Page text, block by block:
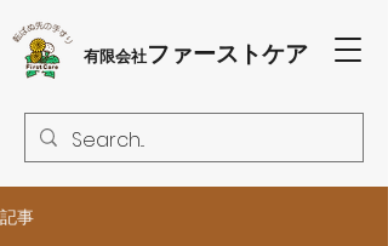
有限会社ファーストケア
記事